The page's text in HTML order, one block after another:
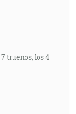
truenos, los 4